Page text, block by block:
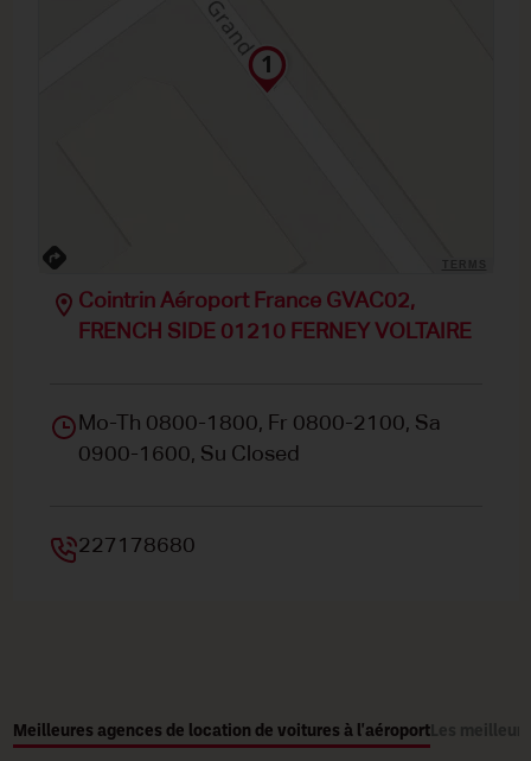
Cointrin Aéroport France GVAC02,
FRENCH SIDE 01210 FERNEY VOLTAIRE
Mo-Th 0800-1800, Fr 0800-2100, Sa
0900-1600, Su Closed
227178680
Meilleures agences de location de voitures à l'aéroportLes